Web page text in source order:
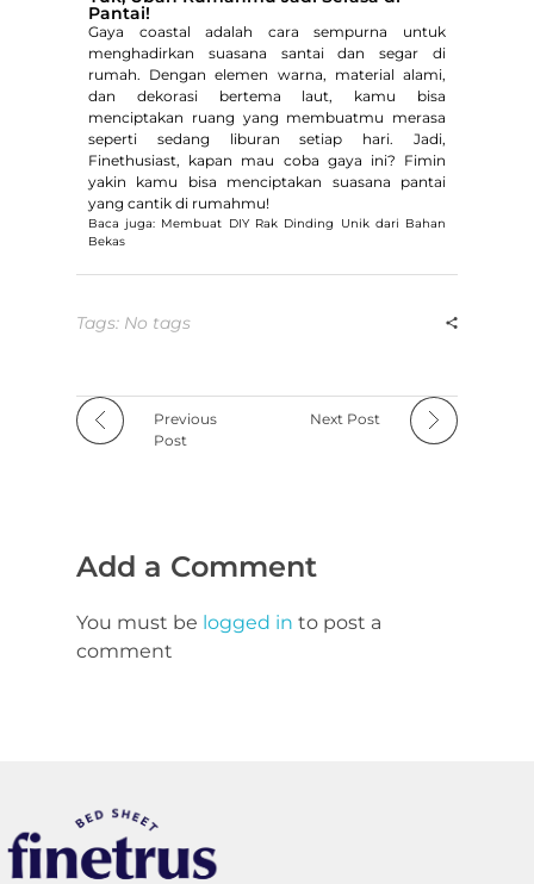
Pantai!
Gaya coastal adalah cara sempurna untuk
menghadirkan suasana santai dan segar di
rumah. Dengan elemen warna, material alami,
dan dekorasi bertema laut, kamu bisa
menciptakan ruang yang membuatmu merasa
seperti sedang liburan setiap hari. Jadi,
Finethusiast, kapan mau coba gaya ini? Fimin
yakin kamu bisa menciptakan suasana pantai
yang cantik di rumahmu!
Baca juga: Membuat DIY Rak Dinding Unik dari Bahan
Bekas
Tags: No tags
Previous
Post
Next Post
Add a Comment
You must be logged in to post a
comment